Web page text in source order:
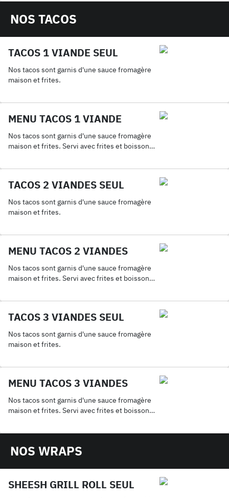
NOS TACOS
TACOS 1 VIANDE SEUL
Nos tacos sont garnis d'une sauce fromagère
maison et frites.
MENU TACOS 1 VIANDE
Nos tacos sont garnis d'une sauce fromagère
maison et frites. Servi avec frites et boisson
TACOS 2 VIANDES SEUL
Nos tacos sont garnis d'une sauce fromagère
maison et frites.
MENU TACOS 2 VIANDES
Nos tacos sont garnis d'une sauce fromagère
maison et frites. Servi avec frites et boisson
TACOS 3 VIANDES SEUL
Nos tacos sont garnis d'une sauce fromagère
maison et frites.
MENU TACOS 3 VIANDES
Nos tacos sont garnis d'une sauce fromagère
maison et frites. Servi avec frites et boisson
NOS WRAPS
SHEESH GRILL ROLL SEUL